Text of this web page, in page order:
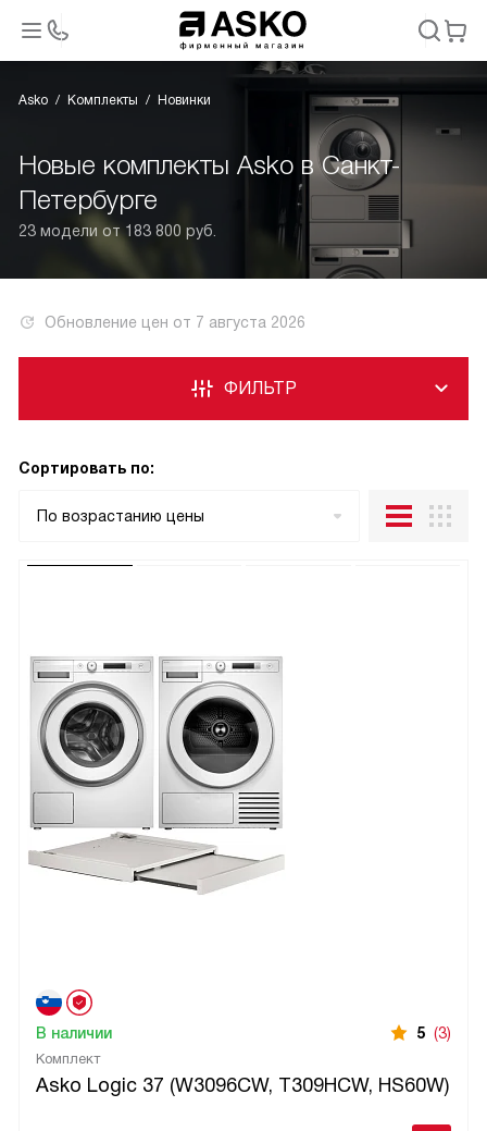
Asko Комплекты Новинки
Новые комплекты Asko в Санкт-
Петербурге
23 модели от 183 800 руб.
Обновление цен от 7 августа 2026
ФИЛЬТР
Сортировать по:
По возрастанию цены
Комплект
Asko Logic 37 (W3096CW, T309HCW, HS60W)
В наличии 5 (3)